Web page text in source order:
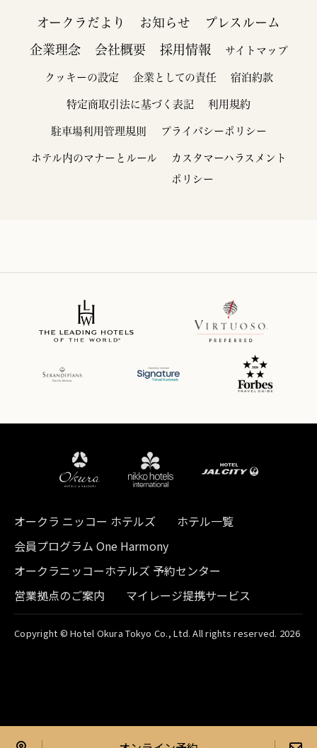
オークラだより お知らせ プレスルーム
企業理念 会社概要 採用情報 サイトマップ
クッキーの設定 企業としての責任 宿泊約款
特定商取引法に基づく表記 利用規約
駐車場利用管理規則 プライバシーポリシー
ホテル内のマナーとルール
カスタマーハラスメント
ポリシー
オークラ ニッコー ホテルズ
ホテル一覧
会員プログラム One Harmony
オークラニッコーホテルズ 予約センター
営業拠点のご案内
マイレージ提携サービス
Copyright © Hotel Okura Tokyo Co., Ltd. All rights reserved. 2026